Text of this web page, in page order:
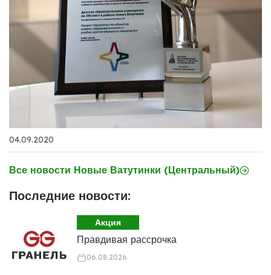
04.09.2020
Все новости Новые Ватутинки (Центральный)
Последние новости:
Акция
Правдивая рассрочка
06.08.2026